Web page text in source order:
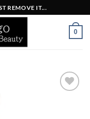
REMOVE IT...
0